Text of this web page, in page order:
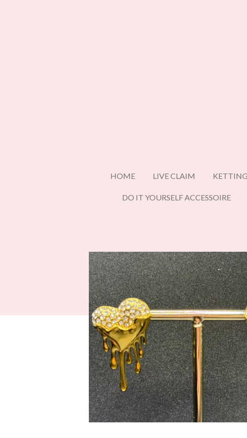
HOME LIVE CLAIM
DO IT YOURSELF ACCESSOIRE